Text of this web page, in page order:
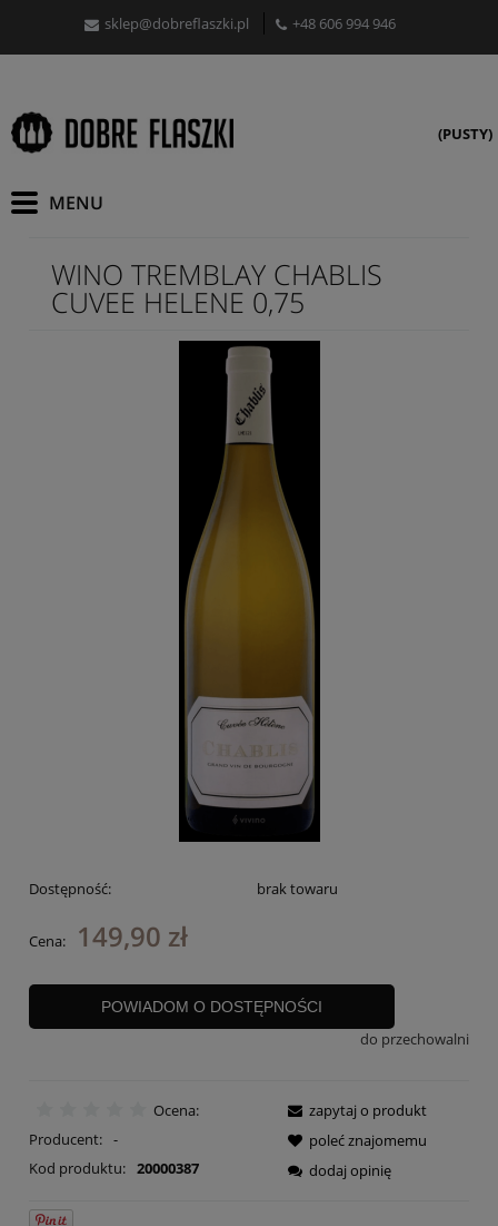
sklep@dobreflaszki.pl +48 606 994 946
(PUSTY)
WINO TREMBLAY CHABLIS
CUVEE HELENE 0,75
Dostępność: brak towaru
Cena: 149,90 zł
POWIADOM O DOSTĘPNOŚCI
do przechowalni
Ocena:
Producent: -
Kod produktu: 20000387
zapytaj o produkt
poleć znajomemu
dodaj opinię